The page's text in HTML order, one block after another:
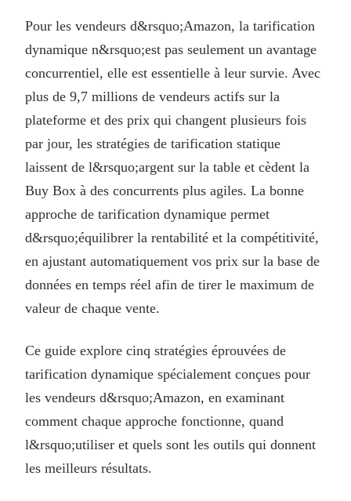
Pour les vendeurs d&rsquo;Amazon, la tarification
dynamique n&rsquo;est pas seulement un avantage
concurrentiel, elle est essentielle à leur survie. Avec
plus de 9,7 millions de vendeurs actifs sur la
plateforme et des prix qui changent plusieurs fois
par jour, les stratégies de tarification statique
laissent de l&rsquo;argent sur la table et cèdent la
Buy Box à des concurrents plus agiles. La bonne
approche de tarification dynamique permet
d&rsquo;équilibrer la rentabilité et la compétitivité,
en ajustant automatiquement vos prix sur la base de
données en temps réel afin de tirer le maximum de
valeur de chaque vente.
Ce guide explore cinq stratégies éprouvées de
tarification dynamique spécialement conçues pour
les vendeurs d&rsquo;Amazon, en examinant
comment chaque approche fonctionne, quand
l&rsquo;utiliser et quels sont les outils qui donnent
les meilleurs résultats.